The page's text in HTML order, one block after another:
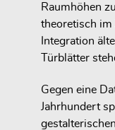
Raumhöhen
theoretisch im
Integration
Türblätter
Gegen eine
Jahrhundert